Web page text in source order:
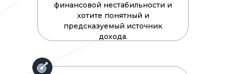
финансовой нестабильности и
хотите понятный и
предсказуемый источник
дохода.